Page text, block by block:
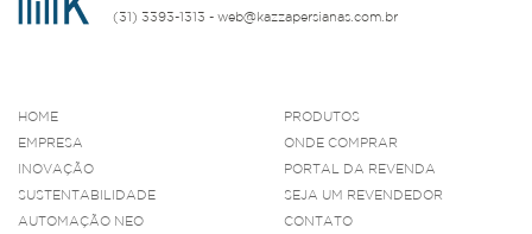
(31) 3393-1313 - web@kazzapersianas.com.br
HOME
EMPRESA
INOVAÇÃO
SUSTENTABILIDADE
AUTOMAÇÃO NEO
PRODUTOS
ONDE COMPRAR
PORTAL DA REVENDA
SEJA UM REVENDEDOR
CONTATO